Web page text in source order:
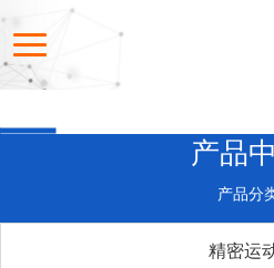
产品
产品分
精密运